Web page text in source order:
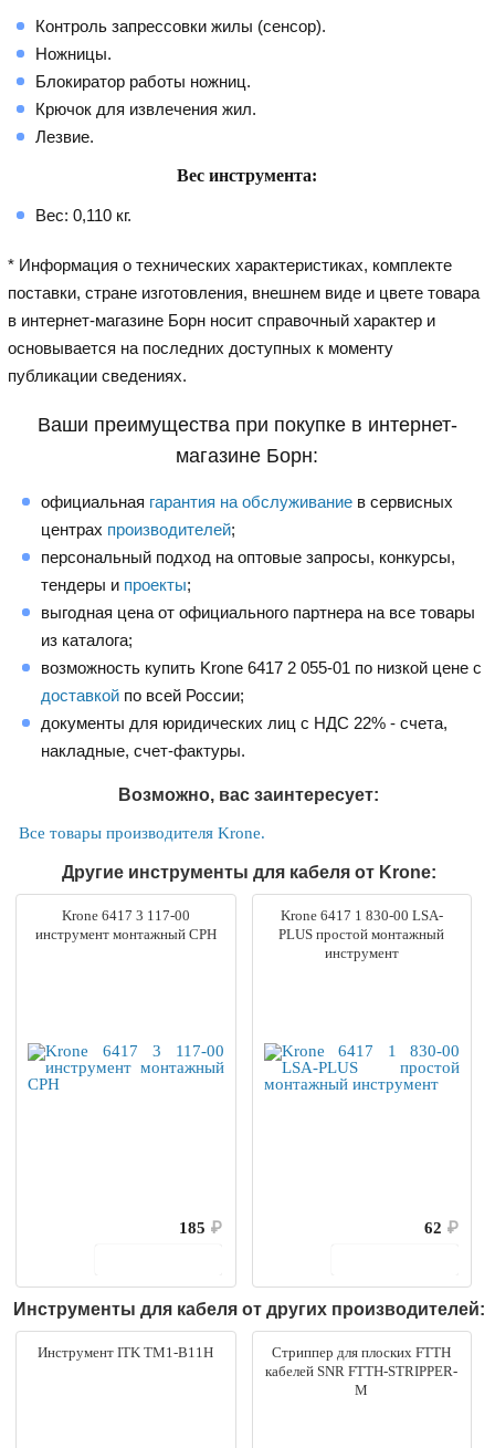
Контроль запрессовки жилы (сенсор).
Ножницы.
Блокиратор работы ножниц.
Крючок для извлечения жил.
Лезвие.
Вес инструмента:
Вес: 0,110 кг.
* Информация о технических характеристиках, комплекте
поставки, стране изготовления, внешнем виде и цвете товара
в интернет-магазине Борн носит справочный характер и
основывается на последних доступных к моменту
публикации сведениях.
Ваши преимущества при покупке в интернет-
магазине Борн:
официальная гарантия на обслуживание в сервисных
центрах производителей;
персональный подход на оптовые запросы, конкурсы,
тендеры и проекты;
выгодная цена от официального партнера на все товары
из каталога;
возможность купить Krone 6417 2 055-01 по низкой цене с
доставкой по всей России;
документы для юридических лиц с НДС 22% - счета,
накладные, счет-фактуры.
Возможно, вас заинтересует:
Все товары производителя Krone.
Другие инструменты для кабеля от Krone:
Krone 6417 3 117-00
инструмент монтажный CPH
185 ₽
Krone 6417 1 830-00 LSA-
PLUS простой монтажный
инструмент
62 ₽
Инструменты для кабеля от других производителей:
Инструмент ITK TM1-B11H
Стриппер для плоских FTTH
кабелей SNR FTTH-STRIPPER-
M